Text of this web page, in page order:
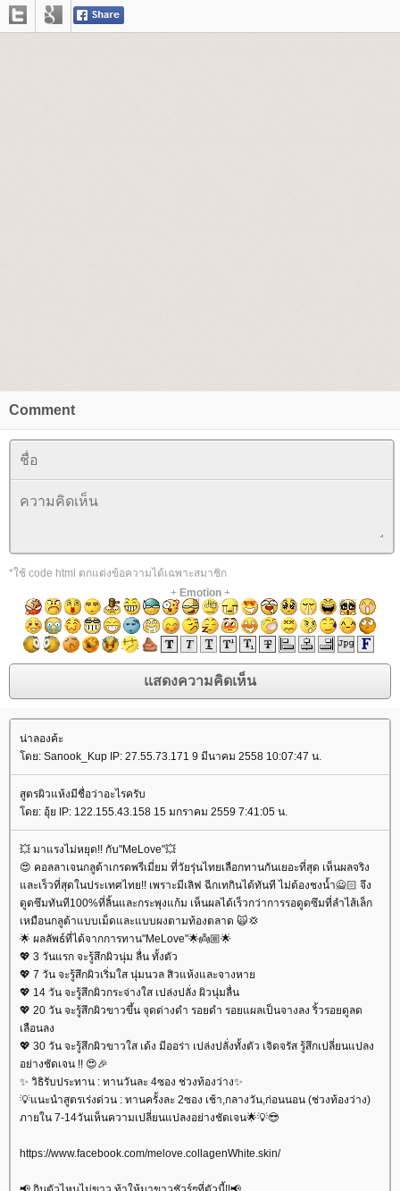
Comment
*ใช้ code html ตกแต่งข้อความได้เฉพาะสมาชิก
+ Emotion+
น่าลองค้ะ
ดย: Sanook_Kup IP: 27.55.73.171 9 มีนาคม 2558 10:07:47 น.
สูตรผิวแห้งมีชื่อว่าอะไรครับ
ดย: อุ้ย IP: 122.155.43.158 15 มกราคม 2559 7:41:05 น.
💥 มาแรงไม่หยุด!! กับ"MeLove"💥
😍 คอลลาเจนกลูต้าเกรดพรีเมี่ยม ที่วัยรุ่นไทยเลือกทานกันเยอะที่สุด เห็นผลจริง
ละเร็วที่สุดในประเทศไทย!! เพราะมีเลิฟ ฉีกเทกินได้ทันที ไม่ต้องชงน้ำ🙅🏻 จึง
ดูดซึมทันที100%ที่ลิ้นและกระพุงแก้ม เห็นผลได้เร็วกว่าการรอดูดซึมที่ลำไส้เล็ก
เหมือนกลูต้าแบบเม็ดและแบบผงตามท้องตลาด 🙀💢
🌟 ผลลัพธ์ที่ได้จากการทาน"MeLove"🌟👼🏼🌟
💖 3 วันแรก จะรู้สึกผิวนุ่ม ลื่น ทั้งตัว
💖 7 วัน จะรู้สึกผิวเริ่มใส นุ่มนวล สิวแห้งและจางหา
💖 14 วัน จะรู้สึกผิวกระจ่างใส เปล่งปลั่ง ผิวนุ่มลื่น
💖 20 วัน จะรู้สึกผิวขาวขึ้น จุดด่างดำ รอยดำ รอยแผลเป็นจางลง ริ้วรอยดูลด
เลือนลง
💖 30 วัน จะรู้สึกผิวขาวใส เด้ง มีออร่า เปล่งปลั่งทั้งตัว เจิดจรัส รู้สึกเปลี่ยนแปลง
อย่างชัดเจน !! 😍🎉
✨ วิธิรับประทาน : ทานวันละ 4ซอง ช่วงท้องว่าง✨
💡แนะนำสูตรเร่งด่วน : ทานครั้งละ 2ซอง เช้า,กลางวัน,ก่อนนอน (ช่วงท้องว่าง)
ภายใน 7-14วันเห็นความเปลี่ยนแปลงอย่างชัดเจน🌟💡😎
https://www.facebook.com/melove.collagenWhite.skin/